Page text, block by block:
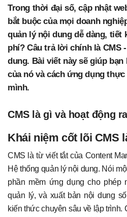
Trong thời đại số, cập nhật
bắt buộc của mọi doanh
quản lý nội dung dễ dàng, tiết
phí? Câu trả lời chính là CMS
dung. Bài viết này sẽ giúp
của nó và cách ứng dụng
mình.
CMS là gì và hoạt động
Khái niệm cốt lõi CMS
CMS là từ viết tắt của Content
Hệ thống quản lý nội dung. Nói
phần mềm ứng dụng cho phép
quản lý, và xuất bản nội dung
kiến thức chuyên sâu về lập trình.